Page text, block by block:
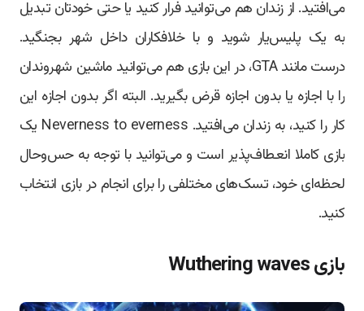
می‌افتید. از زندان هم می‌توانید فرار کنید یا حتی خودتان تبدیل
به یک پلیس‌یار شوید و با خلافکاران داخل شهر بجنگید.
درست مانند GTA، در این بازی هم می‌توانید ماشین شهروندان
را با اجازه یا بدون اجازه قرض بگیرید. البته اگر بدون اجازه این
کار را کنید، به زندان می‌افتید. Neverness to everness یک
بازی کاملا انعطاف‌پذیر است و می‌توانید با توجه به حس‌وحال
لحظه‌ای خود، تسک‌های مختلفی را برای انجام در بازی انتخاب
کنید.
بازی Wuthering waves